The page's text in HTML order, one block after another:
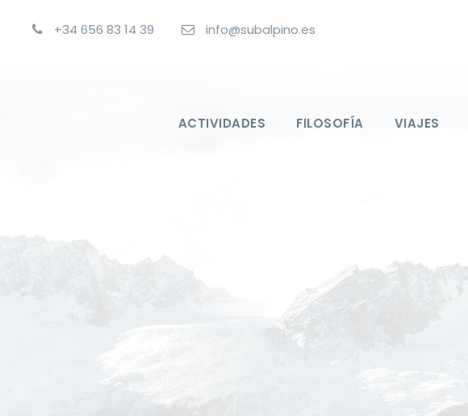
+34 656 83 14 39 info@subalpino.es
ACTIVIDADES FILOSOFÍA VIAJES